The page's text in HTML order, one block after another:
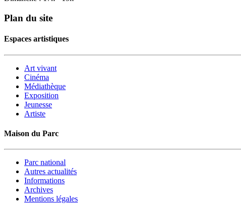
Plan du site
Espaces artistiques
Art vivant
Cinéma
Médiathèque
Exposition
Jeunesse
Artiste
Maison du Parc
Parc national
Autres actualités
Informations
Archives
Mentions légales